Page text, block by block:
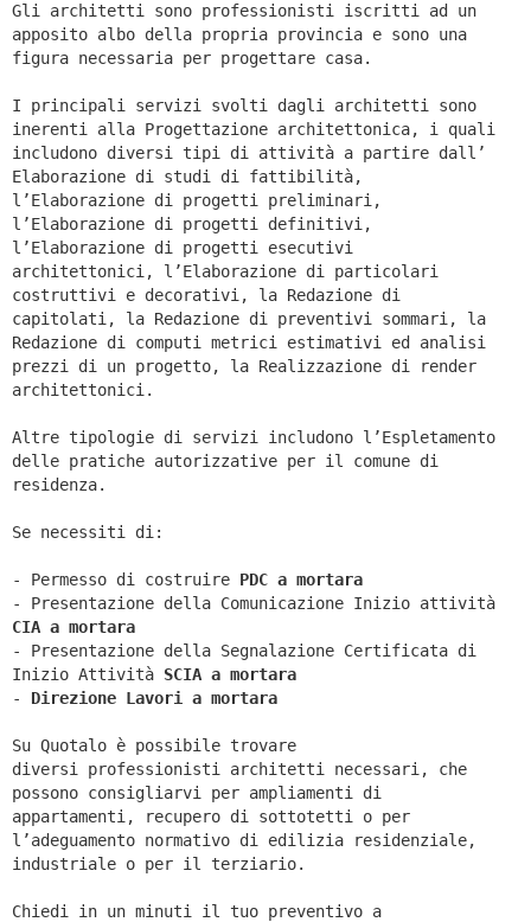
Gli architetti sono professionisti iscritti ad un
apposito albo della propria provincia e sono una
figura necessaria per progettare casa.
I principali servizi svolti dagli architetti sono
inerenti alla Progettazione architettonica, i quali
includono diversi tipi di attività a partire dall’
Elaborazione di studi di fattibilità,
l’Elaborazione di progetti preliminari,
l’Elaborazione di progetti definitivi,
l’Elaborazione di progetti esecutivi
architettonici, l’Elaborazione di particolari
costruttivi e decorativi, la Redazione di
capitolati, la Redazione di preventivi sommari, la
Redazione di computi metrici estimativi ed analisi
prezzi di un progetto, la Realizzazione di render
architettonici.
Altre tipologie di servizi includono l’Espletamento
delle pratiche autorizzative per il comune di
residenza.
Se necessiti di:
- Permesso di costruire PDC a mortara
- Presentazione della Comunicazione Inizio attività
CIA a mortara
- Presentazione della Segnalazione Certificata di
Inizio Attività SCIA a mortara
- Direzione Lavori a mortara
Su Quotalo è possibile trovare
diversi professionisti architetti necessari, che
possono consigliarvi per ampliamenti di
appartamenti, recupero di sottotetti o per
l’adeguamento normativo di edilizia residenziale,
industriale o per il terziario.
Chiedi in un minuti il tuo preventivo a